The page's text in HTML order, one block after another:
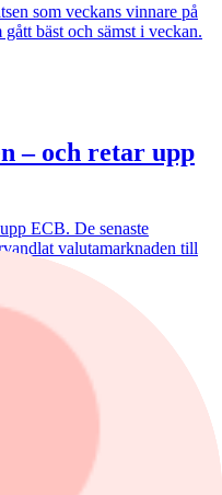
som veckans vinnare på
bäst och sämst i veckan.
– och retar upp
ECB. De senaste
valutamarknaden till